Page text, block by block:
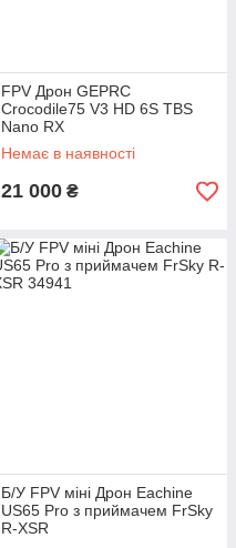
FPV Дрон GEPRC
Crocodile75 V3 HD 6S TBS
Nano RX
Немає в наявності
21 000 ₴
Б/У FPV міні Дрон Eachine
US65 Pro з приймачем FrSky
R-XSR